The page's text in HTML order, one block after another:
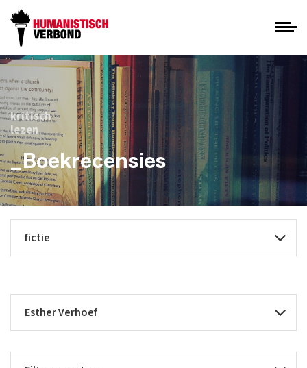
kritisch
lezen
_Boekrecensies